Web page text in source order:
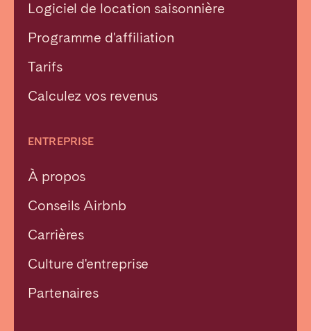
Logiciel de location saisonnière
Programme d'affiliation
Tarifs
Calculez vos revenus
ENTREPRISE
À propos
Conseils Airbnb
Carrières
Culture d'entreprise
Partenaires